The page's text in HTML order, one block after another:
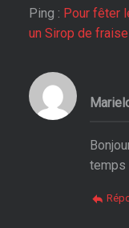
Ping : Pour fêter
un Sirop de
temps